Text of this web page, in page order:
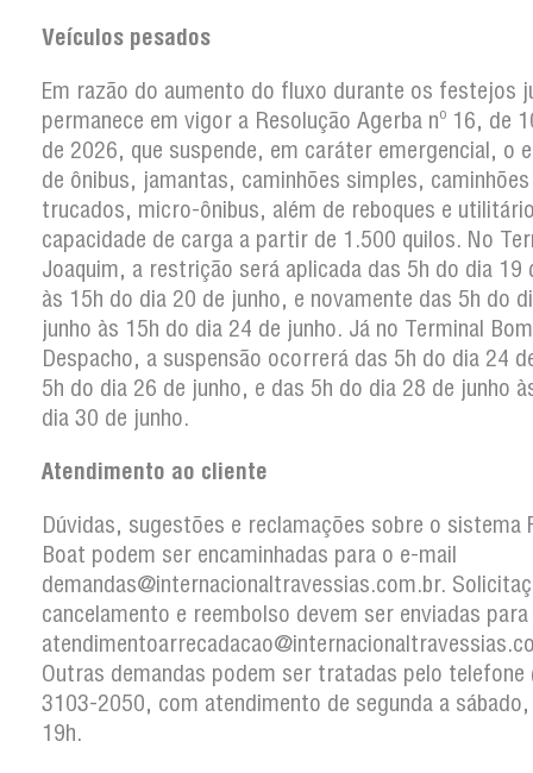
Veículos pesados
Em razão do aumento do fluxo durante os festejos
permanece em vigor a Resolução Agerba nº 16, de
de 2026, que suspende, em caráter emergencial, o
de ônibus, jamantas, caminhões simples, caminhões
trucados, micro-ônibus, além de reboques e
capacidade de carga a partir de 1.500 quilos. No
Joaquim, a restrição será aplicada das 5h do dia 19
às 15h do dia 20 de junho, e novamente das 5h do
junho às 15h do dia 24 de junho. Já no Terminal Bom
Despacho, a suspensão ocorrerá das 5h do dia 24
5h do dia 26 de junho, e das 5h do dia 28 de junho
dia 30 de junho.
Atendimento ao cliente
Dúvidas, sugestões e reclamações sobre o sistema
Boat podem ser encaminhadas para o e-mail
demandas@internacionaltravessias.com.br.
cancelamento e reembolso devem ser enviadas para
Outras demandas podem ser tratadas pelo telefone
3103-2050, com atendimento de segunda a
19h.